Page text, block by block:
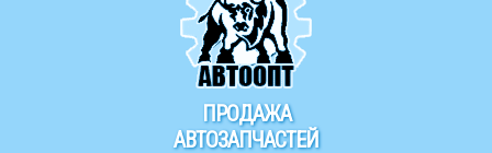
ПРОДАЖА
АВТОЗАПЧАСТЕЙ